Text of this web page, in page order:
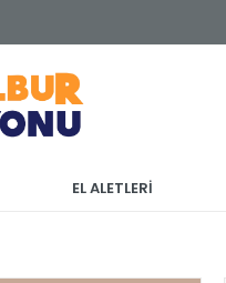
EL ALETLERİ